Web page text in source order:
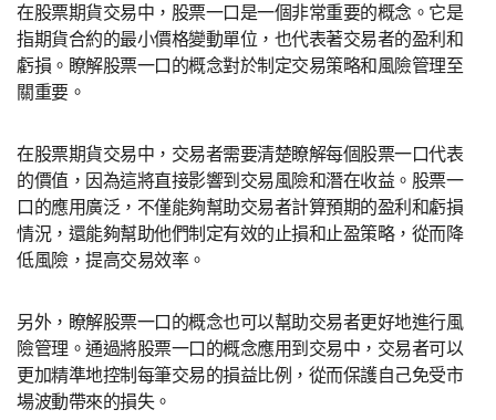
在股票期貨交易中，股票一口是一個非常重要的概念。它是
指期貨合約的最小價格變動單位，也代表著交易者的盈利和
虧損。瞭解股票一口的概念對於制定交易策略和風險管理至
關重要。
在股票期貨交易中，交易者需要清楚瞭解每個股票一口代表
的價值，因為這將直接影響到交易風險和潛在收益。股票一
口的應用廣泛，不僅能夠幫助交易者計算預期的盈利和虧損
情況，還能夠幫助他們制定有效的止損和止盈策略，從而降
低風險，提高交易效率。
另外，瞭解股票一口的概念也可以幫助交易者更好地進行風
險管理。通過將股票一口的概念應用到交易中，交易者可以
更加精準地控制每筆交易的損益比例，從而保護自己免受市
場波動帶來的損失。